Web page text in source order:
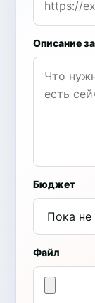
Описание
Бюджет
Файл